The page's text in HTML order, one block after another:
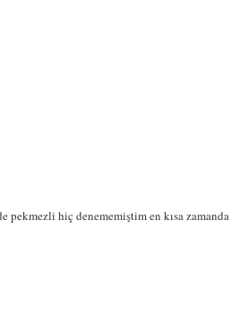
pekmezli hiç denememiştim en kısa zamanda